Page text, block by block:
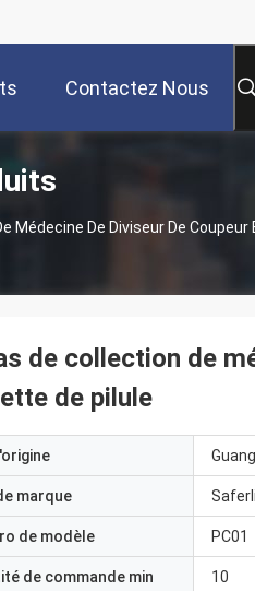
Contactez Nous
Médecine De Diviseur De Coupeur
de collection de
de pilule
marque
de modèle PC01
de commande min 10